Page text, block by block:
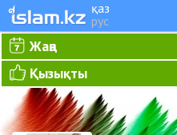
қаз
рус
Жаңа
Қызықты